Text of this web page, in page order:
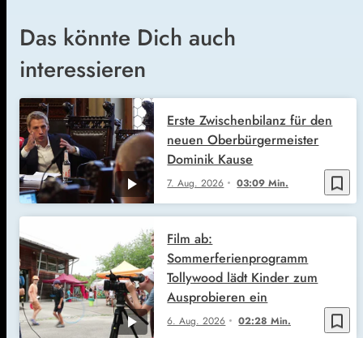
Das könnte Dich auch
interessieren
bookmark_border
7. Aug. 2026 03:09 Min.
Erste Zwischenbilanz für den
neuen Oberbürgermeister
Dominik Kause
bookmark_border
6. Aug. 2026 02:28 Min.
Film ab:
Sommerferienprogramm
Tollywood lädt Kinder zum
Ausprobieren ein